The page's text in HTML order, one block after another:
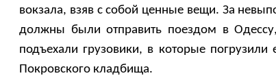
вокзала, взяв с собой ценные вещи. За
должны были отправить поездом в
подъехали грузовики, в которые
Покровского кладбища.